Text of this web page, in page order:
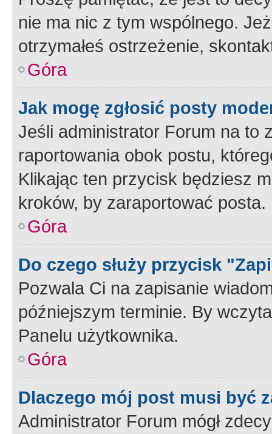
nie ma nic z tym wspólnego.
otrzymałeś ostrzeżenie,
Góra
Jak mogę zgłosić posty
Jeśli administrator Forum na to
raportowania obok postu,
Klikając ten przycisk będziesz
kroków, by zaraportować posta.
Góra
Do czego służy przycisk
Pozwala Ci na zapisanie
późniejszym terminie. By
Panelu użytkownika.
Góra
Dlaczego mój post musi być
Administrator Forum mógł